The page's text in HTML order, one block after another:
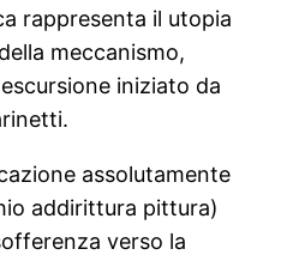
rappresenta il utopia
meccanismo,
iniziato da
assolutamente
addirittura pittura)
verso la